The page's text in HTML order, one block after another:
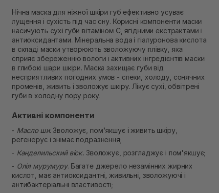
Самовивіз м. Рівне, вул. 16-го Липня, 15
В наявності
Самовивіз м. Рівне, вул. Кулика і Гудачека 23 (ТЦ
Екватор)
В наявності
Нічна маска для ніжної шкіри губ ефективно усуває
лущення і сухість під час сну. Корисні компоненти маски
насичують сухі губи вітаміном С, ягідними екстрактами і
антиоксидантами. Мінеральна вода і гіалуронова кислота
в складі маски утворюють зволожуючу плівку, яка
сприяє збереженню вологи і активних інгредієнтів маски
в глибокі шари шкіри. Маска захищає губи від
несприятливих погодних умов - спеки, холоду, сонячних
променів, живить і зволожує шкіру. Лікує сухі, обвітрені
губи в холодну пору року.
Активні компоненти
- Масло ши. Зволожує, пом'якшує і живить шкіру,
регенерує і знімає подразнення;
- Канделильский віск. Зволожує, розгладжує і пом'якшує;
- Олія мурумуру. Багате джерело незамінних жирних
кислот, має антиоксидантні, живильні, зволожуючі і
антибактеріальні властивості;